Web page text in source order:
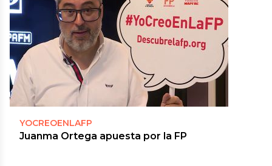
YOCREOENLAFP
Juanma Ortega apuesta por la FP